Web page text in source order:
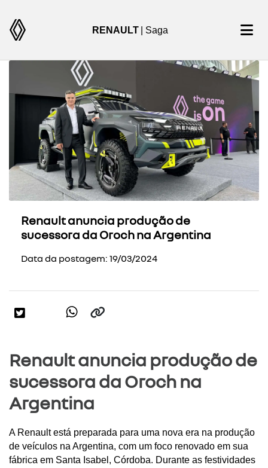
RENAULT | Saga
Renault anuncia produção de
sucessora da Oroch na Argentina
Data da postagem: 19/03/2024
Renault anuncia produção de
sucessora da Oroch na
Argentina
A Renault está preparada para uma nova era na produção
de veículos na Argentina, com um foco renovado em sua
fábrica em Santa Isabel, Córdoba. Durante as festividades